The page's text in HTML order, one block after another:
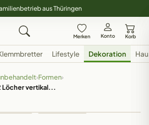
aus Thüringen
Merken Konto Korb
Lifestyle Dekoration
›Formen›
Löcher vertikal...